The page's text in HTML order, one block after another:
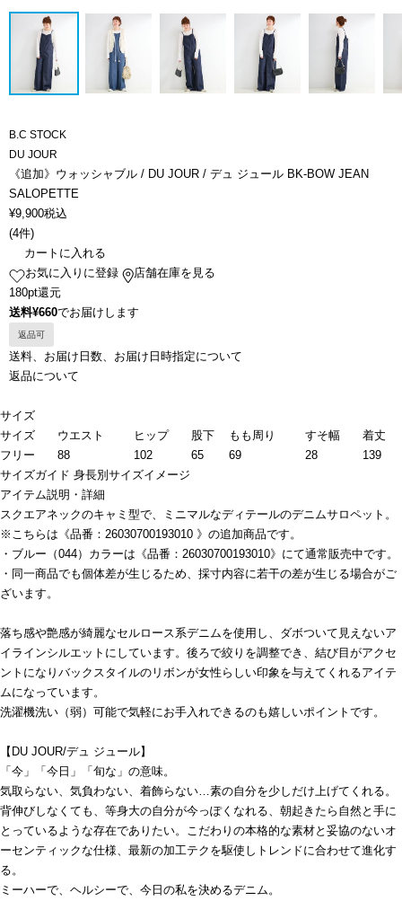
B.C STOCK
DU JOUR
《追加》ウォッシャブル / DU JOUR / デュ ジュール BK-BOW JEAN
SALOPETTE
¥9,900税込
(4件)
カートに入れる
お気に入りに登録
店舗在庫を見る
180pt還元
送料¥660でお届けします
返品可
送料、お届け日数、お届け日時指定について
返品について
サイズ
サイズ
ウエスト ヒップ 股下 もも周り すそ幅
着丈
フリー
88 102 65 69 28
139
サイズガイド 身長別サイズイメージ
アイテム説明・詳細
スクエアネックのキャミ型で、ミニマルなディテールのデニムサロペット。
※こちらは《品番：26030700193010 》の追加商品です。
・ブルー（044）カラーは《品番：26030700193010》にて通常販売中です。
・同一商品でも個体差が生じるため、採寸内容に若干の差が生じる場合がご
ざいます。
落ち感や艶感が綺麗なセルロース系デニムを使用し、ダボついて見えないア
イラインシルエットにしています。後ろで絞りを調整でき、結び目がアクセ
ントになりバックスタイルのリボンが女性らしい印象を与えてくれるアイテ
ムになっています。
洗濯機洗い（弱）可能で気軽にお手入れできるのも嬉しいポイントです。
【DU JOUR/デュ ジュール】
「今」「今日」「旬な」の意味。
気取らない、気負わない、着飾らない…素の自分を少しだけ上げてくれる。
背伸びしなくても、等身大の自分が今っぽくなれる、朝起きたら自然と手に
とっているような存在でありたい。こだわりの本格的な素材と妥協のないオ
ーセンティックな仕様、最新の加工テクを駆使しトレンドに合わせて進化す
る。
ミーハーで、ヘルシーで、今日の私を決めるデニム。